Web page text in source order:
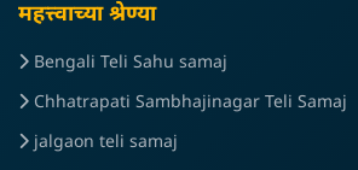
महत्त्वाच्या श्रेण्या
Bengali Teli Sahu samaj
Chhatrapati Sambhajinagar Teli Samaj
jalgaon teli samaj